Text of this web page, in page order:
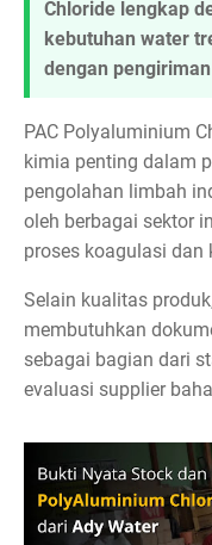
Chloride lengkap
kebutuhan water
dengan
PAC Polyaluminium
kimia penting dalam
pengolahan limbah
oleh berbagai sektor
proses koagulasi dan
Selain kualitas
membutuhkan
sebagai bagian dari
evaluasi supplier